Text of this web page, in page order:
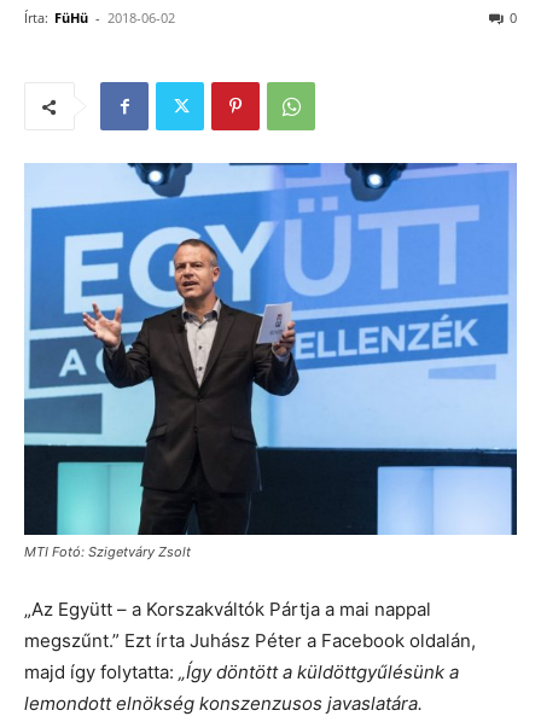
Írta: FüHü - 2018-06-02 0
MTI Fotó: Szigetváry Zsolt
„Az Együtt – a Korszakváltók Pártja a mai nappal
megszűnt.” Ezt írta Juhász Péter a Facebook oldalán,
majd így folytatta: „Így döntött a küldöttgyűlésünk a
lemondott elnökség konszenzusos javaslatára.